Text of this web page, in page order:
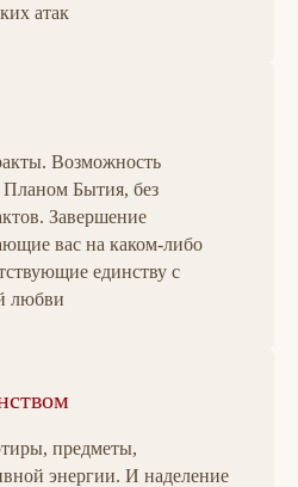
атак
Возможность
Бытия, без
Завершение
вас на каком-либо
единству с
любви
предметы,
энергии. И наделение